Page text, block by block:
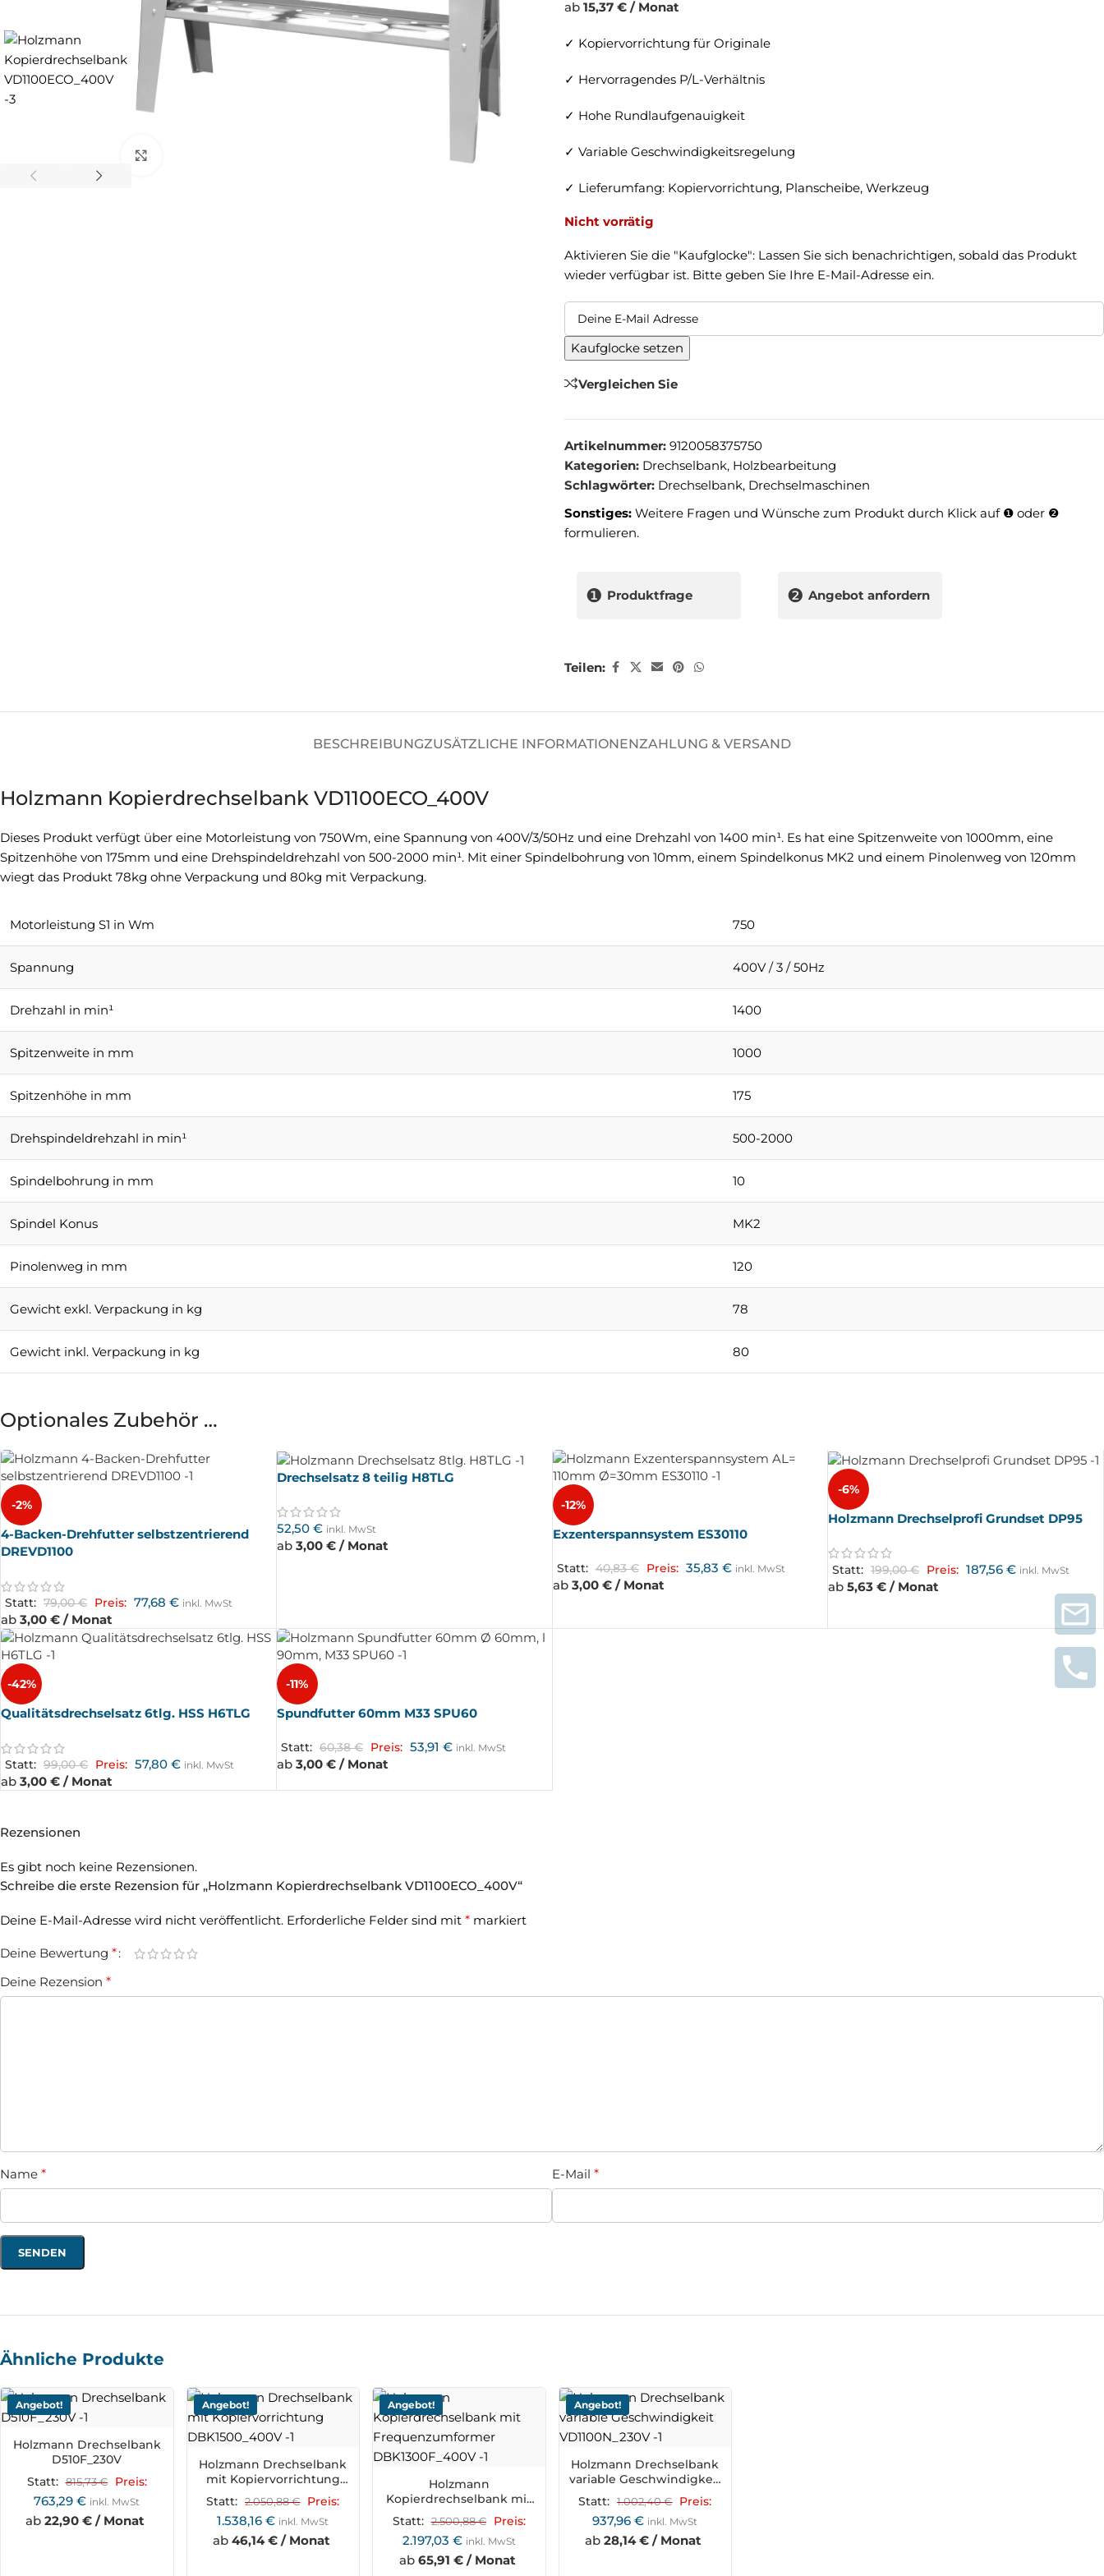
ab 15,37 € / Monat
✓ Kopiervorrichtung für Originale
✓ Hervorragendes P/L-Verhältnis
✓ Hohe Rundlaufgenauigkeit
✓ Variable Geschwindigkeitsregelung
✓ Lieferumfang: Kopiervorrichtung, Planscheibe, Werkzeug
Nicht vorrätig
Aktivieren Sie die "Kaufglocke": Lassen Sie sich benachrichtigen, sobald das Produkt
wieder verfügbar ist. Bitte geben Sie Ihre E-Mail-Adresse ein.
Kaufglocke setzen
Vergleichen Sie
Artikelnummer: 9120058375750
Kategorien: Drechselbank, Holzbearbeitung
Schlagwörter: Drechselbank, Drechselmaschinen
Sonstiges: Weitere Fragen und Wünsche zum Produkt durch Klick auf ❶ oder ❷
formulieren.
❶ Produktfrage ❷ Angebot anfordern
Teilen:
BESCHREIBUNGZUSÄTZLICHE INFORMATIONENZAHLUNG & VERSAND
Holzmann Kopierdrechselbank VD1100ECO_400V
Dieses Produkt verfügt über eine Motorleistung von 750Wm, eine Spannung von 400V/3/50Hz und eine Drehzahl von 1400 min¹. Es hat eine Spitzenweite von 1000mm, eine
Spitzenhöhe von 175mm und eine Drehspindeldrehzahl von 500-2000 min¹. Mit einer Spindelbohrung von 10mm, einem Spindelkonus MK2 und einem Pinolenweg von 120mm
wiegt das Produkt 78kg ohne Verpackung und 80kg mit Verpackung.
Motorleistung S1 in Wm 750
Spannung 400V / 3 / 50Hz
Drehzahl in min¹ 1400
Spitzenweite in mm 1000
Spitzenhöhe in mm 175
Drehspindeldrehzahl in min¹ 500-2000
Spindelbohrung in mm 10
Spindel Konus MK2
Pinolenweg in mm 120
Gewicht exkl. Verpackung in kg 78
Gewicht inkl. Verpackung in kg 80
Optionales Zubehör …
-2%
4-Backen-Drehfutter selbstzentrierend
DREVD1100
Statt: 79,00€ Preis: 77,68 € inkl. MwSt
ab 3,00 € / Monat
Drechselsatz 8 teilig H8TLG
52,50 € inkl. MwSt
ab 3,00 € / Monat
-12%
Exzenterspannsystem ES30110
Statt: 40,83€ Preis: 35,83 € inkl. MwSt
ab 3,00 € / Monat
-6%
Holzmann Drechselprofi Grundset DP95
Statt: 199,00€ Preis: 187,56€ inkl. MwSt
ab5,63 € / Monat
-42%
Qualitätsdrechselsatz 6tlg. HSS H6TLG
Statt: 99,00€ Preis: 57,80 € inkl. MwSt
ab 3,00 € / Monat
-11%
Spundfutter 60mm M33 SPU60
Statt: 60,38€ Preis: 53,91 € inkl. MwSt
ab 3,00 € / Monat
Rezensionen
Es gibt noch keine Rezensionen.
Schreibe die erste Rezension für „Holzmann Kopierdrechselbank VD1100ECO_400V“
Deine E-Mail-Adresse wird nicht veröffentlicht. Erforderliche Felder sind mit * markiert
Deine Bewertung *
Deine Rezension *
Name * E-Mail *
Ähnliche Produkte
Angebot!
Holzmann Drechselbank
D510F_230V
Statt: 815,73€ Preis:
763,29€ inkl. MwSt
ab22,90 € / Monat
Angebot!
Holzmann Drechselbank
mit Kopiervorrichtung
Statt: 2.050,88€ Preis:
1.538,16€ inkl. MwSt
ab 46,14 € / Monat
Angebot!
Holzmann
Kopierdrechselbank mit
Frequenzumformer
DBK1300F_400V
Statt: 2.500,88€ Preis:
2.197,03 € inkl. MwSt
ab 65,91 € / Monat
Angebot!
Holzmann Drechselbank
variable Geschwindigkeit
Statt: 1.002,40€ Preis:
937,96€ inkl. MwSt
ab28,14 € / Monat